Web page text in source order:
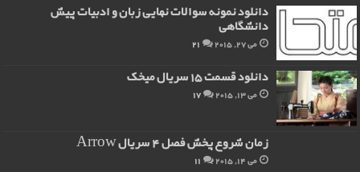
دانلود نمونه سوالات نهایی زبان و ادبیات پیش
دانشگاهی
می 27, 2015 21
دانلود قسمت 15 سریال میخک
می 13, 2015 17
زمان شروع پخش فصل 4 سریال Arrow
11